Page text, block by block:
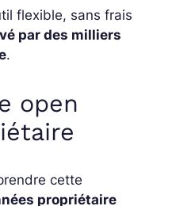
flexible, sans frais
par des milliers
.
open
cette
propriétaire